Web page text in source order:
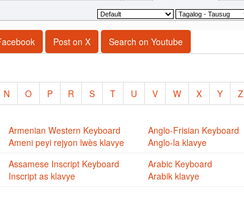
Post on X Search on Youtube
N O P R S T U V W X Y Z
Armenian Western Keyboard
Ameni peyi rejyon lwès klavye
Anglo-Frisian Keyboard
Anglo-la klavye
Assamese Inscript Keyboard
Inscript as klavye
Arabic Keyboard
Arabik klavye